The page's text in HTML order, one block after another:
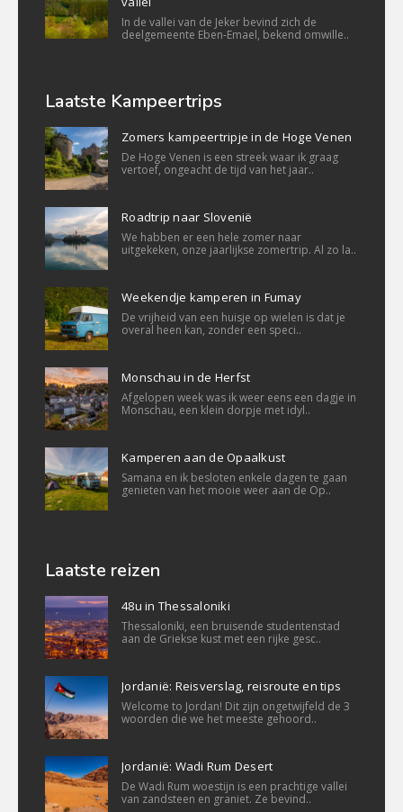
In de vallei van de Jeker bevind zich de
deelgemeente Eben-Emael, bekend omwille..
Laatste Kampeertrips
Zomers kampeertripje in de Hoge Venen
De Hoge Venen is een streek waar ik graag
vertoef, ongeacht de tijd van het jaar..
Roadtrip naar Slovenië
We habben er een hele zomer naar
uitgekeken, onze jaarlijkse zomertrip. Al zo la..
Weekendje kamperen in Fumay
De vrijheid van een huisje op wielen is dat je
overal heen kan, zonder een speci..
Monschau in de Herfst
Afgelopen week was ik weer eens een dagje in
Monschau, een klein dorpje met idyl..
Kamperen aan de Opaalkust
Samana en ik besloten enkele dagen te gaan
genieten van het mooie weer aan de Op..
Laatste reizen
48u in Thessaloniki
Thessaloniki, een bruisende studentenstad
aan de Griekse kust met een rijke gesc..
Jordanië: Reisverslag, reisroute en tips
Welcome to Jordan! Dit zijn ongetwijfeld de 3
woorden die we het meeste gehoord..
Jordanië: Wadi Rum Desert
De Wadi Rum woestijn is een prachtige vallei
van zandsteen en graniet. Ze bevind..